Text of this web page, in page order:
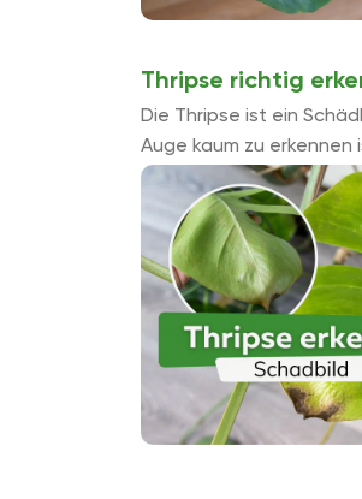
Thripse richtig
Die Thripse ist ein
Auge kaum zu
meist Zimmerpflanzen
Insekten, die dadurch
anfälliger ...